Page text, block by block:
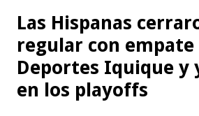
Las Hispanas
regular con
Deportes Iquique y
en los playoffs